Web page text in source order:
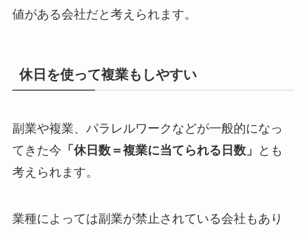
値がある会社だと考えられます。
休日を使って複業もしやすい
副業や複業、パラレルワークなどが一般的になっ
てきた今 「休日数＝複業に当てられる日数」
とも
考えられます。
業種によっては副業が禁止されている会社もあり